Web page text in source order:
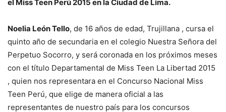
el Miss Teen Perú 2015 en la Ciudad de Lima.
Noelia León Tello, de 16 años de edad, Trujillana , cursa el
quinto año de secundaria en el colegio Nuestra Señora del
Perpetuo Socorro, y será coronada en los próximos meses
con el título Departamental de Miss Teen La Libertad 2015
, quien nos representara en el Concurso Nacional Miss
Teen Perú, que elige de manera oficial a las
representantes de nuestro país para los concursos